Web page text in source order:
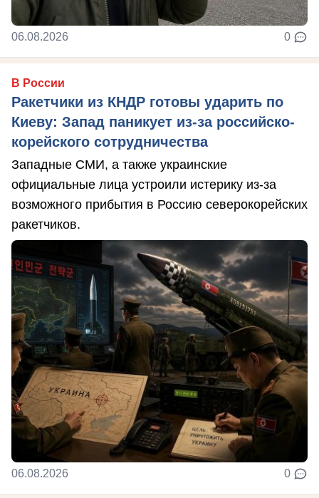
06.08.2026 0
В России
Ракетчики из КНДР готовы ударить по
Киеву: Запад паникует из-за российско-
корейского сотрудничества
Западные СМИ, а также украинские
официальные лица устроили истерику из-за
возможного прибытия в Россию северокорейских
ракетчиков.
06.08.2026 0